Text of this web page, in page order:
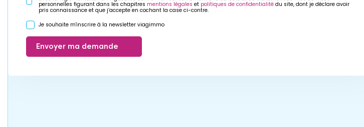
personnelles figurant dans les chapitres mentions légales et politiques de confidentialité du site, dont je déclare avoir
pris connaissance et que j’accepte en cochant la case ci-contre.
Je souhaite m'inscrire à la newsletter viagimmo
Envoyer ma demande